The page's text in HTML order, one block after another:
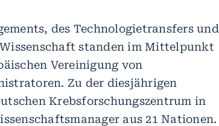
des Technologietransfers und
standen im Mittelpunkt
Vereinigung von
Zu der diesjährigen
Krebsforschungszentrum in
aus 21 Nationen.